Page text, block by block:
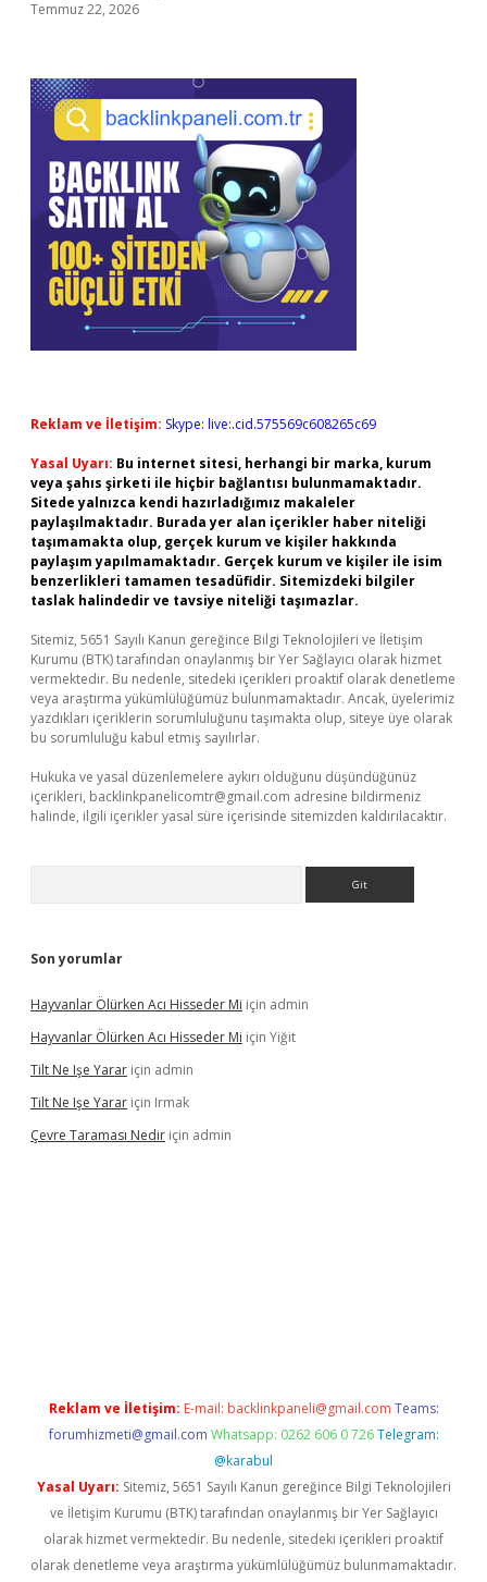
Temmuz 22, 2026
Reklam ve İletişim: Skype: live:.cid.575569c608265c69
Yasal Uyarı: Bu internet sitesi, herhangi bir marka, kurum
veya şahıs şirketi ile hiçbir bağlantısı bulunmamaktadır.
Sitede yalnızca kendi hazırladığımız makaleler
paylaşılmaktadır. Burada yer alan içerikler haber niteliği
taşımamakta olup, gerçek kurum ve kişiler hakkında
paylaşım yapılmamaktadır. Gerçek kurum ve kişiler ile isim
benzerlikleri tamamen tesadüfidir. Sitemizdeki bilgiler
taslak halindedir ve tavsiye niteliği taşımazlar.
Sitemiz, 5651 Sayılı Kanun gereğince Bilgi Teknolojileri ve İletişim
Kurumu (BTK) tarafından onaylanmış bir Yer Sağlayıcı olarak hizmet
vermektedir. Bu nedenle, sitedeki içerikleri proaktif olarak denetleme
veya araştırma yükümlülüğümüz bulunmamaktadır. Ancak, üyelerimiz
yazdıkları içeriklerin sorumluluğunu taşımakta olup, siteye üye olarak
bu sorumluluğu kabul etmiş sayılırlar.
Hukuka ve yasal düzenlemelere aykırı olduğunu düşündüğünüz
içerikleri, backlinkpanelicomtr@gmail.com adresine bildirmeniz
halinde, ilgili içerikler yasal süre içerisinde sitemizden kaldırılacaktır.
Son yorumlar
Hayvanlar Ölürken Acı Hisseder Mi için admin
Hayvanlar Ölürken Acı Hisseder Mi için Yiğit
Tilt Ne Işe Yarar için admin
Tilt Ne Işe Yarar için Irmak
Çevre Taraması Nedir için admin
Reklam ve İletişim: E-mail: backlinkpaneli@gmail.com Teams:
forumhizmeti@gmail.com Whatsapp: 0262 606 0 726 Telegram:
@karabul
Yasal Uyarı: Sitemiz, 5651 Sayılı Kanun gereğince Bilgi Teknolojileri
ve İletişim Kurumu (BTK) tarafından onaylanmış bir Yer Sağlayıcı
olarak hizmet vermektedir. Bu nedenle, sitedeki içerikleri proaktif
olarak denetleme veya araştırma yükümlülüğümüz bulunmamaktadır.